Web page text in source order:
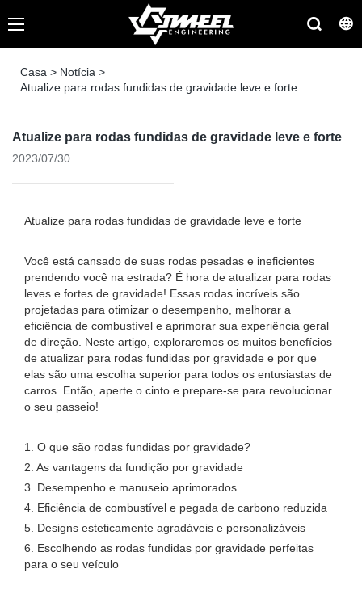
Casa > Notícia >
Atualize para rodas fundidas de gravidade leve e forte
Atualize para rodas fundidas de gravidade leve e forte
2023/07/30
Atualize para rodas fundidas de gravidade leve e forte
Você está cansado de suas rodas pesadas e ineficientes
prendendo você na estrada? É hora de atualizar para rodas
leves e fortes de gravidade! Essas rodas incríveis são
projetadas para otimizar o desempenho, melhorar a
eficiência de combustível e aprimorar sua experiência geral
de direção. Neste artigo, exploraremos os muitos benefícios
de atualizar para rodas fundidas por gravidade e por que
elas são uma escolha superior para todos os entusiastas de
carros. Então, aperte o cinto e prepare-se para revolucionar
o seu passeio!
1. O que são rodas fundidas por gravidade?
2. As vantagens da fundição por gravidade
3. Desempenho e manuseio aprimorados
4. Eficiência de combustível e pegada de carbono reduzida
5. Designs esteticamente agradáveis ​​e personalizáveis
6. Escolhendo as rodas fundidas por gravidade perfeitas
para o seu veículo